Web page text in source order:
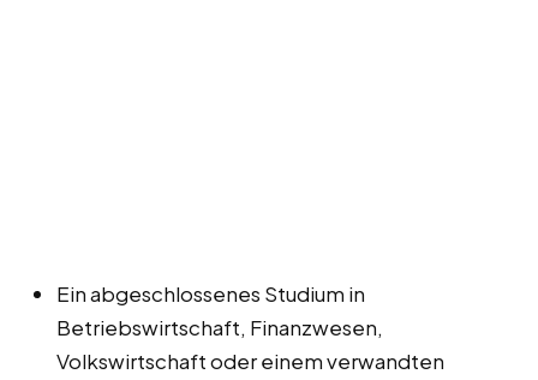
Ein abgeschlossenes Studium in
Betriebswirtschaft, Finanzwesen,
Volkswirtschaft oder einem verwandten